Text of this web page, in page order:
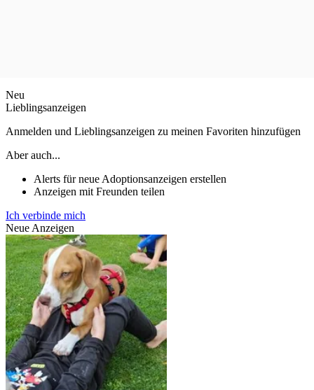
Neu
Lieblingsanzeigen
Anmelden und Lieblingsanzeigen zu meinen Favoriten hinzufügen
Aber auch...
Alerts für neue Adoptionsanzeigen erstellen
Anzeigen mit Freunden teilen
Ich verbinde mich
Neue Anzeigen